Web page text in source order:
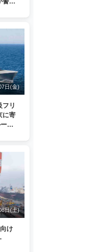
日(金)
リ
に寄
ズ
日(土)
け